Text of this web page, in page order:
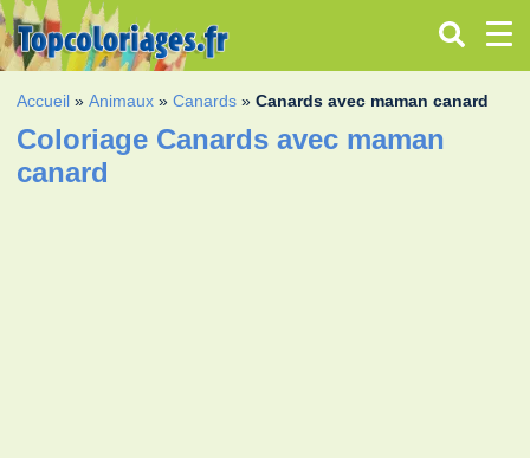
Accueil »Animaux »Canards »Canards avec maman canard
Coloriage Canards avec maman
canard